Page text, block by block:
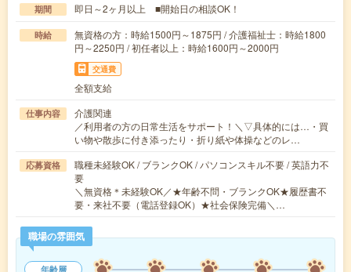
期間 即日～2ヶ月以上 ■開始日の相談OK！
時給
無資格の方：時給1500円～1875円 / 介護福祉士：時給1800
円～2250円 / 初任者以上：時給1600円～2000円
交通費
全額支給
仕事内容
介護関連
／利用者の方の日常生活をサポート！＼▽具体的には…・買
い物や散歩に付き添ったり・折り紙や体操などのレ…
応募資格
職種未経験OK / ブランクOK / パソコンスキル不要 / 英語力不
要
＼無資格＊未経験OK／★年齢不問・ブランクOK★履歴書不
要・来社不要（電話登録OK）★社会保険完備＼…
職場の雰囲気
年齢層